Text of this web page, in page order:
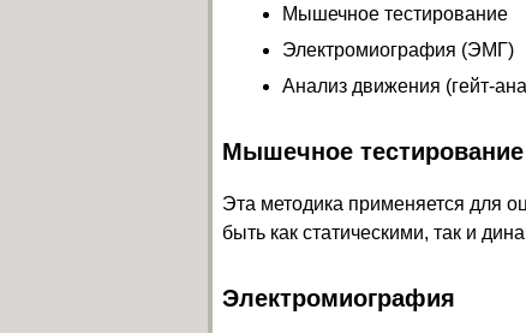
Мышечное тестирование
Электромиография (ЭМГ)
Анализ движения (гейт-
Мышечное тестирование
Эта методика применяется для
быть как статическими, так и
Электромиография